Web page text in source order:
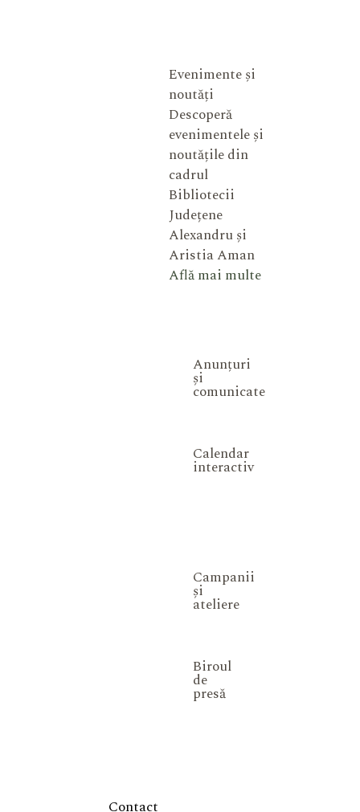
Evenimente și
noutăți
Descoperă
evenimentele și
noutățile din
cadrul
Bibliotecii
Județene
Alexandru și
Aristia Aman
Află mai multe
Anunțuri
și
comunicate
Calendar
interactiv
Campanii
și
ateliere
Biroul
de
presă
Contact